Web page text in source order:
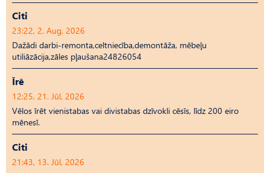
Citi
23:22, 2. Aug, 2026
Dažādi darbi-remonta,celtniecība,demontāža, mēbeļu
utiliāzācija,zāles pļaušana24826054
Īrē
12:25, 21. Jūl, 2026
Vēlos īrēt vienistabas vai divistabas dzīvokli cēsīs, līdz 200 eiro
mēnesī.
Citi
21:43, 13. Jūl, 2026